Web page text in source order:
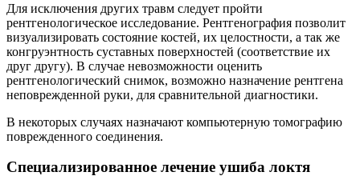
Для исключения других травм следует пройти
рентгенологическое исследование. Рентгенография позволит
визуализировать состояние костей, их целостности, а так же
конгруэнтность суставных поверхностей (соответствие их
друг другу). В случае невозможности оценить
рентгенологический снимок, возможно назначение рентгена
неповрежденной руки, для сравнительной диагностики.
В некоторых случаях назначают компьютерную томографию
поврежденного соединения.
Специализированное лечение ушиба локтя